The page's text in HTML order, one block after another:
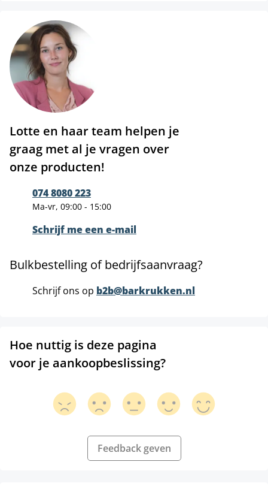
Lotte en haar team helpen je
graag met al je vragen over
onze producten!
074 8080 223
Ma-vr, 09:00 - 15:00
Schrijf me een e-mail
Bulkbestelling of bedrijfsaanvraag?
Schrijf ons op b2b@barkrukken.nl
Hoe nuttig is deze pagina
voor je aankoopbeslissing?
Feedback geven